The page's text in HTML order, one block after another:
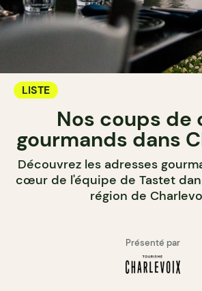
LISTE
Nos coups
gourmands dans
Découvrez les adresses
cœur de l'équipe de Tastet
région de
Présenté par